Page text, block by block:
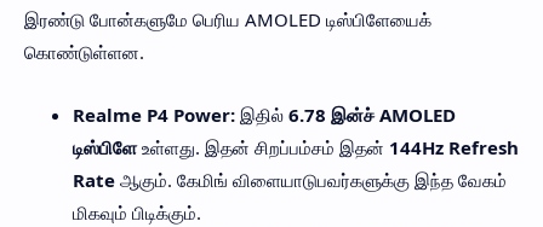
இரண்டு போன்களுமே பெரிய AMOLED டிஸ்பிளேயைக்
கொண்டுள்ளன.
Realme P4 Power: இதில் 6.78 இன்ச் AMOLED
டிஸ்பிளேஉள்ளது. இதன் சிறப்பம்சம் இதன் 144Hz Refresh
Rate ஆகும். கேமிங் விளையாடுபவர்களுக்கு இந்த வேகம்
மிகவும் பிடிக்கும்.